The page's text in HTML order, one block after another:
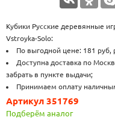
Кубики Русские деревянные
Vstroyka-Solo:
По выгодной цене: 181 руб,
Доступна доставка по
забрать в пункте выдачи;
Принимаем оплату
Артикул 351769
Подберём аналог